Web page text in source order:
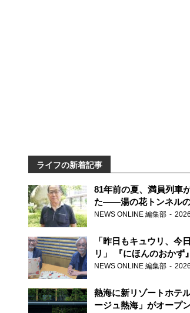
ライフの新着記事
81年前の夏、満員列車
た――湯の花トンネル
り継ぐ男性
NEWS ONLINE 編集部
「昨日もキュウリ、今
リ」 『にほんのおかず
見つけた家庭料理の知恵
NEWS ONLINE 編集部
熱海に新リゾートホテ
ージュ熱海」がオープン